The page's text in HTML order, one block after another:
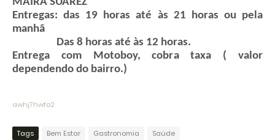
Entregas: das 19 horas até às 21 horas ou pela
manhã
Das 8 horas até às 12 horas.
Entrega com Motoboy, cobra taxa ( valor
dependendo do bairro.)
awhj7hwfo2
Tags Bem Estar Gastronomia Saúde